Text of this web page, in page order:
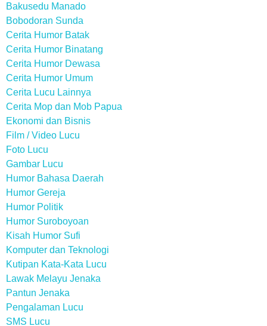
Bakusedu Manado
Bobodoran Sunda
Cerita Humor Batak
Cerita Humor Binatang
Cerita Humor Dewasa
Cerita Humor Umum
Cerita Lucu Lainnya
Cerita Mop dan Mob Papua
Ekonomi dan Bisnis
Film / Video Lucu
Foto Lucu
Gambar Lucu
Humor Bahasa Daerah
Humor Gereja
Humor Politik
Humor Suroboyoan
Kisah Humor Sufi
Komputer dan Teknologi
Kutipan Kata-Kata Lucu
Lawak Melayu Jenaka
Pantun Jenaka
Pengalaman Lucu
SMS Lucu